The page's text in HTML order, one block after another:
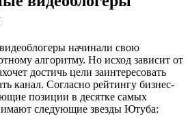
начинали свою
алгоритму. Но исход зависит от
достичь цели заинтересовать
канал. Согласно рейтингу бизнес-
позиции в десятке самых
следующие звезды Ютуба: